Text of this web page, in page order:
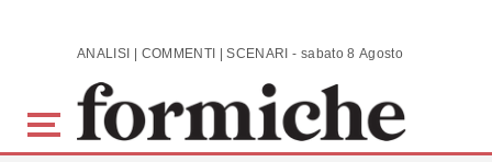
Skip to main content ANALISI | COMMENTI | SCENARI - sabato 8 Agosto 2026